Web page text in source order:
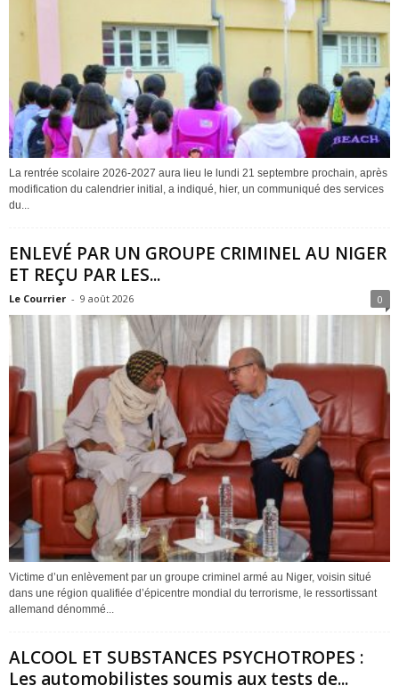
La rentrée scolaire 2026-2027 aura lieu le lundi 21 septembre prochain, après
modification du calendrier initial, a indiqué, hier, un communiqué des services
du...
ENLEVÉ PAR UN GROUPE CRIMINEL AU NIGER
ET REÇU PAR LES...
Le Courrier - 9 août 2026 0
Victime d’un enlèvement par un groupe criminel armé au Niger, voisin situé
dans une région qualifiée d’épicentre mondial du terrorisme, le ressortissant
allemand dénommé...
ALCOOL ET SUBSTANCES PSYCHOTROPES :
Les automobilistes soumis aux tests de...